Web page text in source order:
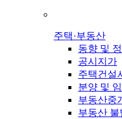
주택·부동산
동향 및
공시지가
주택건설
분양 및
부동산중
부동산 불